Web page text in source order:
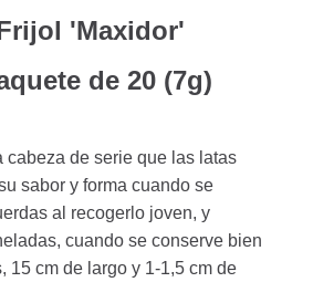
'Maxidor'
de 20 (7g)
cabeza de serie que las latas
sabor y forma cuando se
al recogerlo joven, y
cuando se conserve bien
15 cm de largo y 1-1,5 cm de